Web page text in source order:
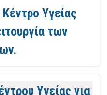
Υγείας
των
Υγείας για